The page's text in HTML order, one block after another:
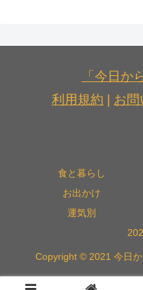
「今日か
利用規約
お
食と暮らし
お出かけ
運気別
Copyright © 2021 今日